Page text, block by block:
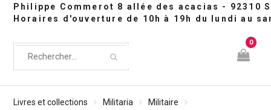
0
Livres et collections Militaria
Militaire